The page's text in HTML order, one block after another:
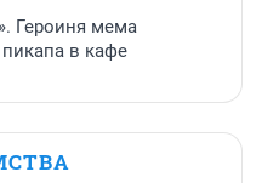
Героиня мема
в кафе